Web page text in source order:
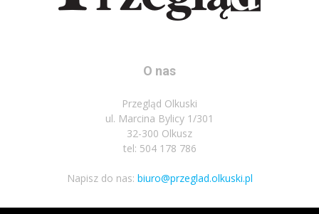
O nas
Przegląd Olkuski
ul. Marcina Bylicy 1/301
32-300 Olkusz
tel: 504 178 786
Napisz do nas: biuro@przeglad.olkuski.pl